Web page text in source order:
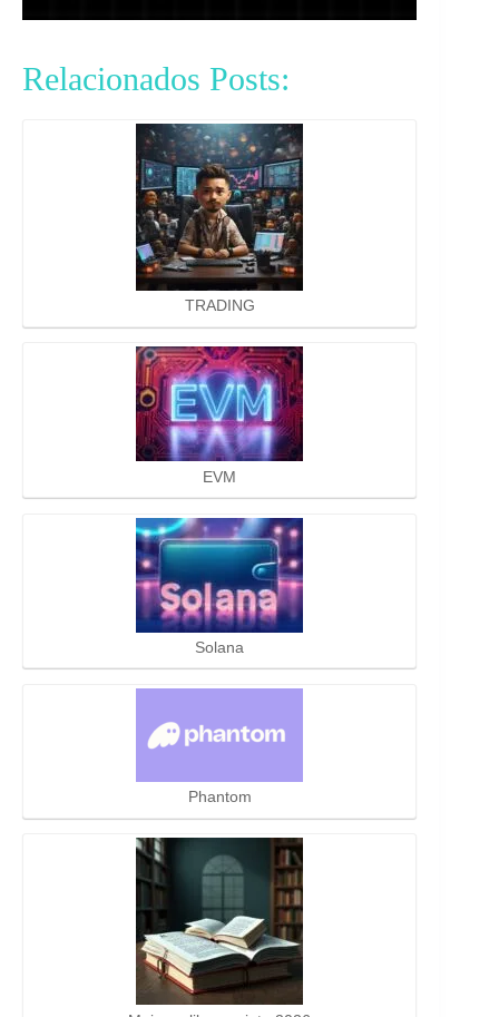
Relacionados Posts:
TRADING
EVM
Solana
Phantom